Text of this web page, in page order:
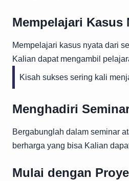
Mempelajari Kasus
Mempelajari kasus nyata dari
Kalian dapat mengambil
Kisah sukses sering kali
Menghadiri
Bergabunglah dalam seminar
berharga yang bisa Kalian
Mulai dengan